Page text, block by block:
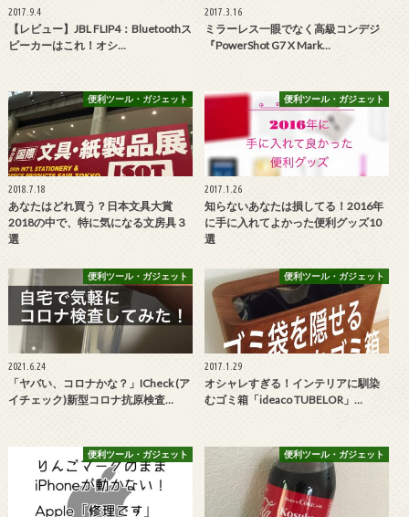
2017.9.4
【レビュー】JBL FLIP4：Bluetoothス
ピーカーはこれ！オシ…
2017.3.16
ミラーレス一眼でなく高級コンデジ
『PowerShot G7 X Mark…
便利ツール・ガジェット
2018.7.18
あなたはどれ買う？日本文具大賞
2018の中で、特に気になる文房具３
選
便利ツール・ガジェット
2017.1.26
知らないあなたは損してる！2016年
に手に入れてよかった便利グッズ10
選
便利ツール・ガジェット
2021.6.24
「ヤバい、コロナかな？」ICheck (ア
イチェック)新型コロナ抗原検査…
便利ツール・ガジェット
2017.1.29
オシャレすぎる！インテリアに馴染
むゴミ箱「ideaco TUBELOR」…
便利ツール・ガジェット 便利ツール・ガジェット